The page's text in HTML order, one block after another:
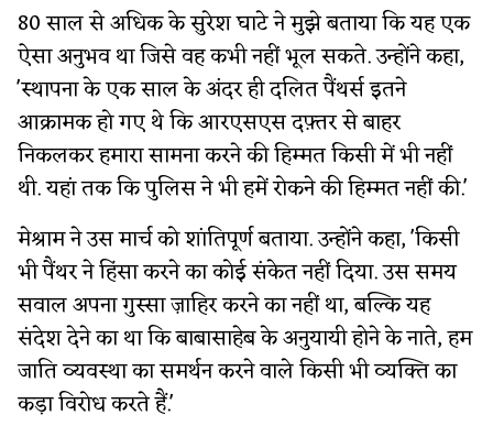
80 साल से अधिक के सुरेश घाटे ने मुझे बताया कि यह एक
ऐसा अनुभव था जिसे वह कभी नहीं भूल सकते. उन्होंने कहा,
'स्थापना के एक साल के अंदर ही दलित पैंथर्स इतने
आक्रामक हो गए थे कि आरएसएस दफ़्तर से बाहर
निकलकर हमारा सामना करने की हिम्मत किसी में भी नहीं
थी. यहां तक कि पुलिस ने भी हमें रोकने की हिम्मत नहीं की.'
मेश्राम ने उस मार्च को शांतिपूर्ण बताया. उन्होंने कहा, 'किसी
भी पैंथर ने हिंसा करने का कोई संकेत नहीं दिया. उस समय
सवाल अपना गुस्सा ज़ाहिर करने का नहीं था, बल्कि यह
संदेश देने का था कि बाबासाहेब के अनुयायी होने के नाते, हम
जाति व्यवस्था का समर्थन करने वाले किसी भी व्यक्ति का
कड़ा विरोध करते हैं.'